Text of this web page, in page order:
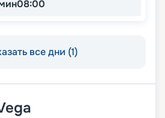
08:00
все дни (1)